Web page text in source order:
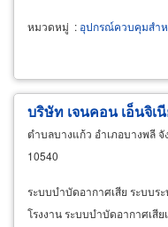
หมวดหมู่ : อุปกรณ์ควบคุมสำห
บริษัท เจนคอน เอ็นจิเ
ตำบลบางแก้ว อำเภอบางพลี
10540
ระบบบำบัดอากาศเสีย ระบบร
โรงงาน ระบบบำบัดอากาศเสี